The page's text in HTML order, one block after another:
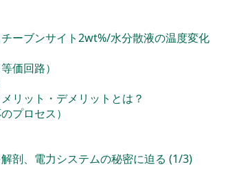
ーブンサイト2wt%/水分散液の温度変化
価回路）
リット・デメリットとは？
プロセス）
剖、電力システムの秘密に迫る (1/3)